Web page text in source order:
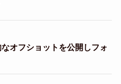
オフショットを公開しフォ